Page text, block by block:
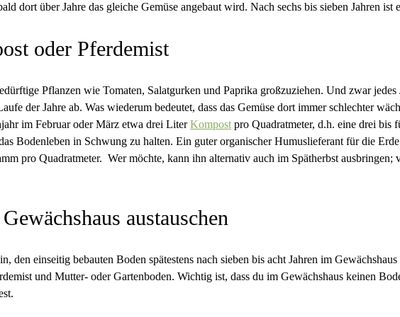
dort über Jahre das gleiche Gemüse angebaut wird. Nach sechs bis sieben Jahren ist
oder Pferdemist
Pflanzen wie Tomaten, Salatgurken und Paprika großzuziehen. Und zwar jedes
der Jahre ab. Was wiederum bedeutet, dass das Gemüse dort immer schlechter
im Februar oder März etwa drei LiterKompost pro Quadratmeter, d.h. eine drei
Bodenleben in Schwung zu halten. Ein guter organischer Humuslieferant für die
pro Quadratmeter. Wer möchte, kann ihn alternativ auch im Spätherbst ausbringen;
austauschen
den einseitig bebauten Boden spätestens nach sieben bis acht Jahren im
und Mutter- oder Gartenboden. Wichtig ist, dass du im Gewächshaus keinen